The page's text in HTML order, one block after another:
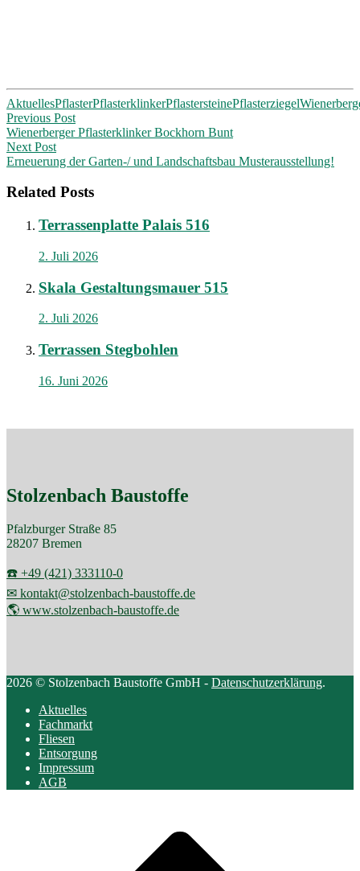
AktuellesPflasterPflasterklinkerPflastersteinePflasterziegel
Post
navigation
Previous Post
Wienerberger Pflasterklinker Bockhorn Bunt
Next Post
Erneuerung der Garten-/ und Landschaftsbau Musterausstellung!
Related Posts
Terrassenplatte Palais 516
2. Juli 2026
Skala Gestaltungsmauer 515
2. Juli 2026
Terrassen Stegbohlen
16. Juni 2026
Stolzenbach Baustoffe
Pfalzburger Straße 85
28207 Bremen
☎️ +49 (421) 333110-0
✉ kontakt@stolzenbach-baustoffe.de
🌎 www.stolzenbach-baustoffe.de
2026 © Stolzenbach Baustoffe GmbH - Datenschutzerklärung.
Aktuelles
Fachmarkt
Fliesen
Entsorgung
Impressum
AGB